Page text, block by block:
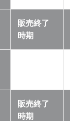
販売終了
時期
販売終了
時期